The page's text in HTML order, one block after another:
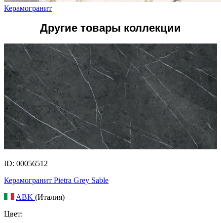
Керамогранит
Другие товары коллекции
ID: 00056512
Керамогранит Pietra Grey Sable
ABK (Италия)
Цвет: